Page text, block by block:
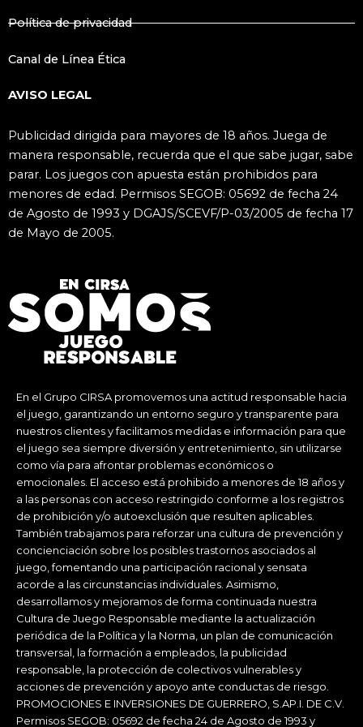
Política de privacidad
Canal de Línea Ética
AVISO LEGAL
Publicidad dirigida para mayores de 18 años. Juega de
manera responsable, recuerda que el que sabe jugar, sabe
parar. Los juegos con apuesta están prohibidos para
menores de edad. Permisos SEGOB: 05692 de fecha 24
de Agosto de 1993 y DGAJS/SCEVF/P-03/2005 de fecha 17
de Mayo de 2005.
En el Grupo CIRSA promovemos una actitud responsable hacia
el juego, garantizando un entorno seguro y transparente para
nuestros clientes y facilitamos medidas e información para que
el juego sea siempre diversión y entretenimiento, sin utilizarse
como vía para afrontar problemas económicos o
emocionales. El acceso está prohibido a menores de 18 años y
a las personas con acceso restringido conforme a los registros
de prohibición y/o autoexclusión que resulten aplicables.
También trabajamos para reforzar una cultura de prevención y
concienciación sobre los posibles trastornos asociados al
juego, fomentando una participación racional y sensata
acorde a las circunstancias individuales. Asimismo,
desarrollamos y mejoramos de forma continuada nuestra
Cultura de Juego Responsable mediante la actualización
periódica de la Política y la Norma, un plan de comunicación
transversal, la formación a empleados, la publicidad
responsable, la protección de colectivos vulnerables y
acciones de prevención y apoyo ante conductas de riesgo.
PROMOCIONES E INVERSIONES DE GUERRERO, S.AP.I. DE C.V.
Permisos SEGOB: 05692 de fecha 24 de Agosto de 1993 y